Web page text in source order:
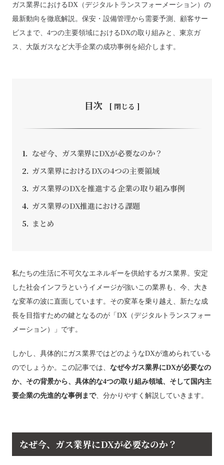
お問い合わせ
採用情報
ガス業界におけるDX（デジタルトランスフォーメーション）の
最新動向を徹底解説。保安・設備管理から需要予測、顧客サー
ビスまで、4つの主要領域におけるDXの取り組みと、東京ガ
ス、大阪ガスなど大手企業の成功事例を紹介します。
目次
なぜ今、ガス業界にDXが必要なのか？
ガス業界におけるDXの4つの主要領域
ガス業界のDXを推進する企業の取り組み事例
ガス業界のDX推進における課題
まとめ
私たちの生活に不可欠なエネルギーを供給するガス業界。安定
した社会インフラというイメージが強いこの業界も、今、大き
な変革の波に直面しています。その変革を乗り越え、新たな成
長を目指すための鍵となるのが「DX（デジタルトランスフォー
メーション）」です。
しかし、具体的にガス業界ではどのようなDXが進められている
のでしょうか。この記事では、 なぜ今ガス業界にDXが必要なの
か、その背景から、具体的な4つの取り組み領域、そして国内主
要企業の先進的な事例まで、分かりやすく解説していきます。
なぜ今、ガス業界にDXが必要なのか？